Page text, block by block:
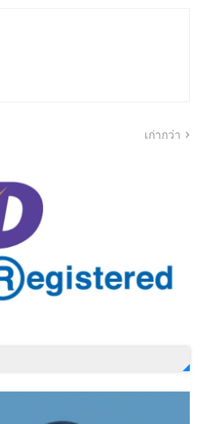
เก่ากว่า